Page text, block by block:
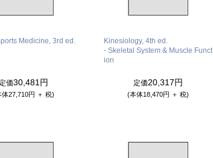
Medicine, 3rd ed.
定価30,481円
体27,710円 ＋ 税)
Kinesiology, 4th ed.
- Skeletal System & Muscle Funct
ion
定価20,317円
(本体18,470円 ＋ 税)